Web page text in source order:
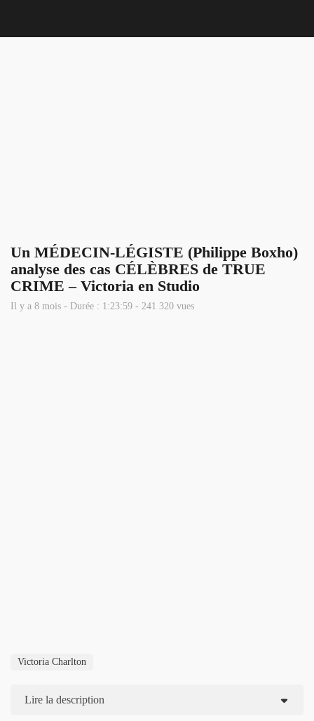
Un MÉDECIN-LÉGISTE (Philippe Boxho)
analyse des cas CÉLÈBRES de TRUE
CRIME – Victoria en Studio
Il y a 8 mois - Durée : 1:23:59 - 241 320 vues
Victoria Charlton
Lire la description